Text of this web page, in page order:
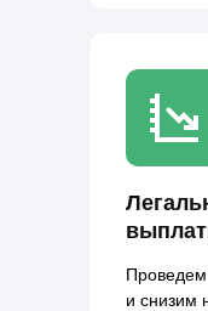
Проведем
и снизим